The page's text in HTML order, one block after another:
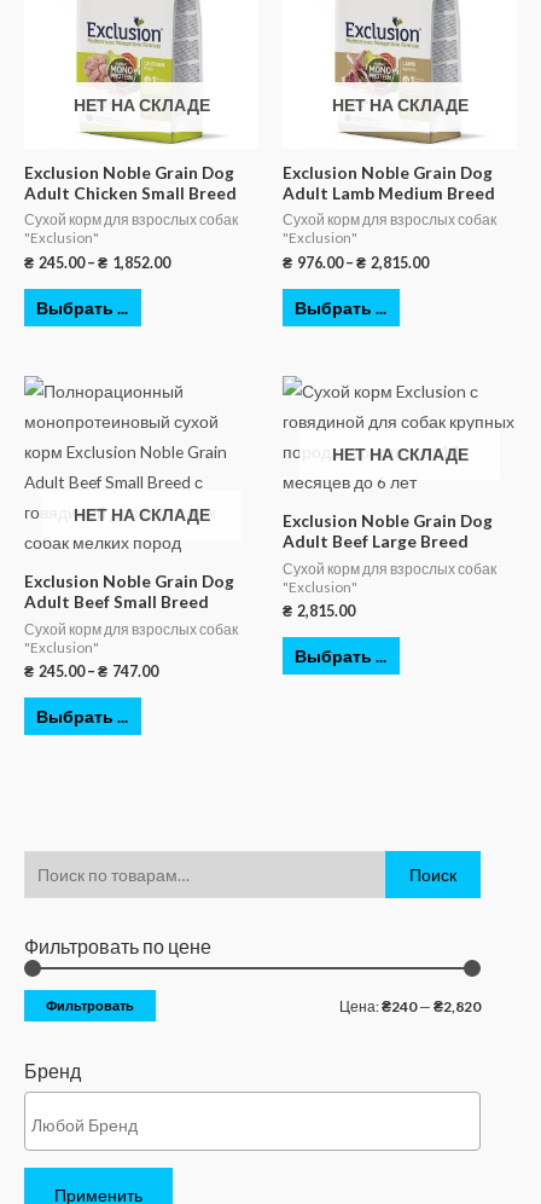
Поиск
Фильтровать по цене
Фильтровать Цена:₴240— ₴2,820
Бренд
Применить
НЕТ НА СКЛАДЕ
Exclusion Noble Grain Dog
Adult Chicken Small Breed
Сухой корм для взрослых собак
"Exclusion"
₴ 245.00– ₴ 1,852.00
Выбрать ...
НЕТ НА СКЛАДЕ
Exclusion Noble Grain Dog
Adult Lamb Medium Breed
Сухой корм для взрослых собак
"Exclusion"
₴ 976.00– ₴ 2,815.00
Выбрать ...
НЕТ НА СКЛАДЕ
Exclusion Noble Grain Dog
Adult Beef Small Breed
Сухой корм для взрослых собак
"Exclusion"
₴ 245.00– ₴ 747.00
Выбрать ...
НЕТ НА СКЛАДЕ
Exclusion Noble Grain Dog
Adult Beef Large Breed
Сухой корм для взрослых собак
"Exclusion"
₴ 2,815.00
Выбрать ...